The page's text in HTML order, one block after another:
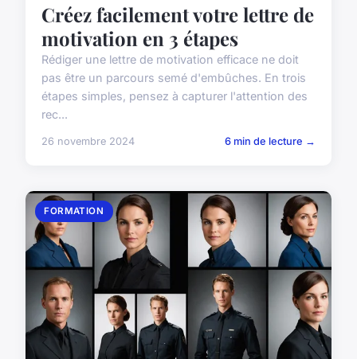
Créez facilement votre lettre de
motivation en 3 étapes
Rédiger une lettre de motivation efficace ne doit
pas être un parcours semé d'embûches. En trois
étapes simples, pensez à capturer l'attention des
rec...
26 novembre 2024 6 min de lecture →
FORMATION